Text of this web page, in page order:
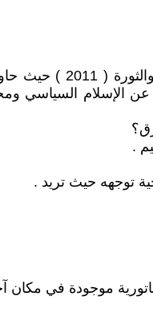
أجبت عن مثل تلك الأسئلة في
.
توجهه حيث تريد .
موجودة في مكان